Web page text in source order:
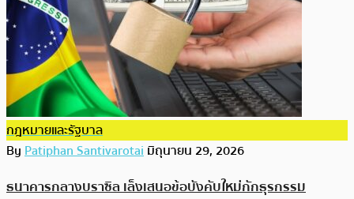
กฎหมายและรัฐบาล
ByPatiphan Santivarotaiมิถุนายน 29, 2026
ธนาคารกลางบราซิล เล็งเสนอข้อบังคับใหม่กักธุรกรรม